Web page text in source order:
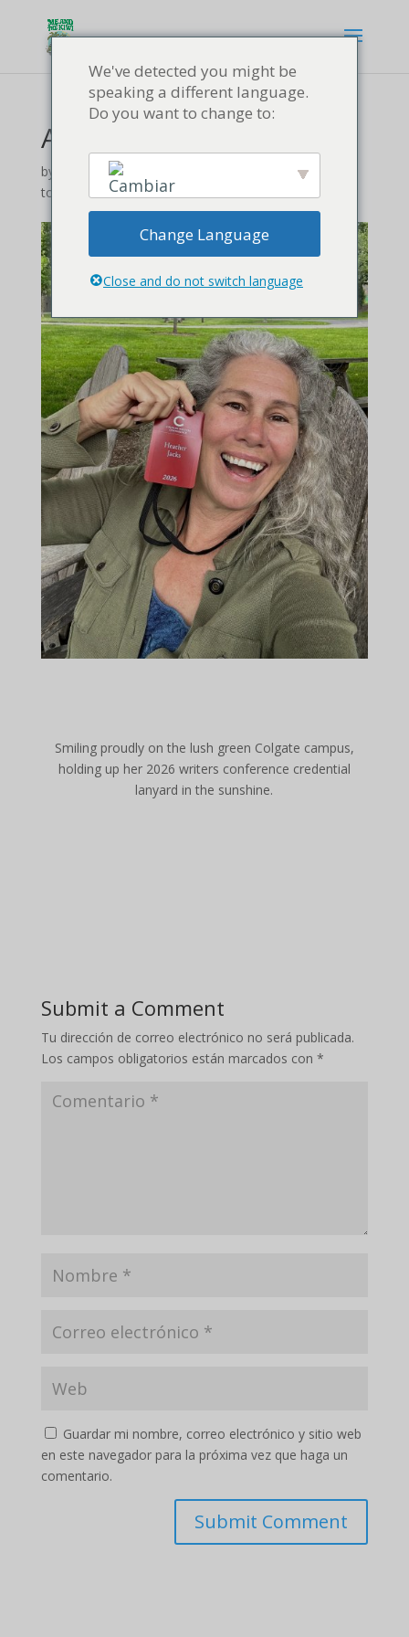
Adaptation is in the Air
by writerjacks@gmail.com
From Page
to Script| 0 comments
Smiling proudly on the lush green Colgate campus,
holding up her 2026 writers conference credential
lanyard in the sunshine.
Submit a Comment
Tu dirección de correo electrónico no será publicada.
Los campos obligatorios están marcados con *
Guardar mi nombre, correo electrónico y sitio web
en este navegador para la próxima vez que haga un
comentario.
We've detected you might be
speaking a different language.
Do you want to change to:
Change Language
Close and do not switch language